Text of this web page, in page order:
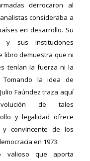
derrocaron al
consideraba a
en desarrollo. Su
y sus instituciones
libro demuestra que ni
tenían la fuerza ni la
la idea de
Faúndez traza aquí
de tales
y legalidad ofrece
y convincente de los
en 1973.
valioso que aporta